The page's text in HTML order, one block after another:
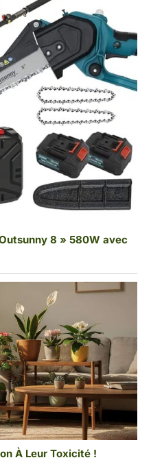
8 » 580W avec
À Leur Toxicité !